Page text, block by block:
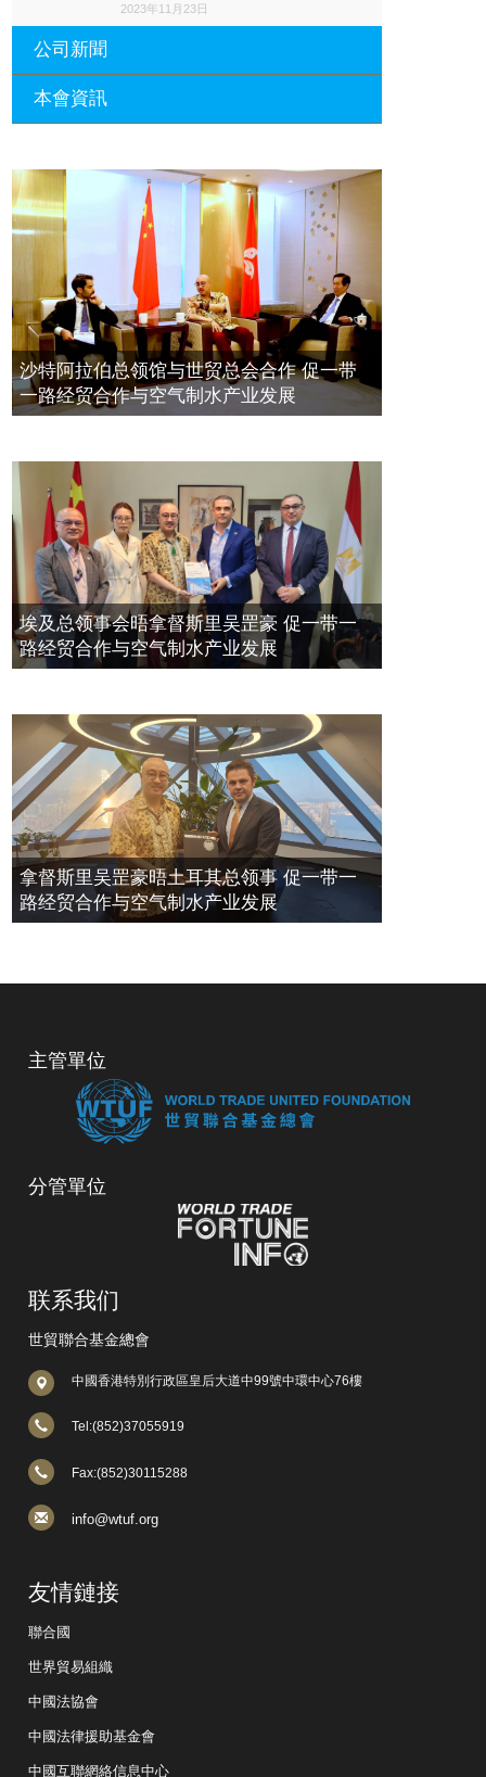
2023年11月23日
公司新聞
一带一路经贸合作与空气制水产业发
2023年11月23日
埃及总领事会晤拿督斯里吴罡豪 促一
带一路经贸合作与空气制水产业发展
2023年11月23日
拿督斯里吴罡豪晤土耳其总领事 促一
带一路经贸合作与空气制水产业发展
2023年11月23日
本會資訊
長瑚蒞臨 天泉鼎豐深圳總部及國際標
量波量子研究院
2021年12月10日
標量波光量子導入系統聯合國總部拿
督斯裏吳達鎔教授首發
2021年12月10日
空氣制水發明人吳達鎔出席聯合國環
境科政商管治聯盟會議
沙特阿拉伯总领馆与世贸总会合作 促一带
一路经贸合作与空气制水产业发展
埃及总领事会晤拿督斯里吴罡豪 促一带一
路经贸合作与空气制水产业发展
拿督斯里吴罡豪晤土耳其总领事 促一带一
路经贸合作与空气制水产业发展
主管單位
分管單位
联系我们
世貿聯合基金總會
中國香港特別行政區皇后大道中99號中環中心76樓
Tel:(852)37055919
Fax:(852)30115288
info@wtuf.org
友情鏈接
聯合國
世界貿易組織
中國法協會
中國法律援助基金會
中國互聯網絡信息中心